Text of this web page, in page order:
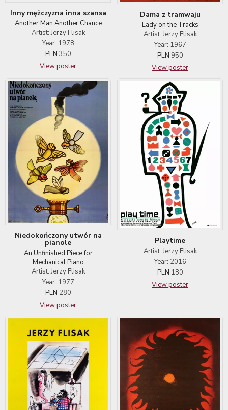
Inny mężczyzna inna szansa
Another Man Another Chance
Artist: Jerzy Flisak
Year: 1978
PLN 350
View poster
Dama z tramwaju
Lady on the Tracks
Artist: Jerzy Flisak
Year: 1967
PLN 950
View poster
Niedokończony utwór na
pianole
An Unfinished Piece for
Mechanical Piano
Artist: Jerzy Flisak
Year: 1977
PLN 280
View poster
Playtime
Artist: Jerzy Flisak
Year: 2016
PLN 180
View poster